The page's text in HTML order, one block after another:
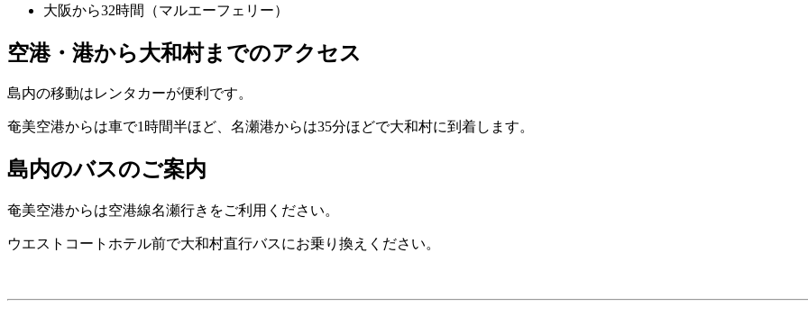
大阪から32時間（マルエーフェリー）
空港・港から大和村までのアクセス
島内の移動はレンタカーが便利です。
奄美空港からは車で1時間半ほど、名瀬港からは35分ほどで大和村に到着します。
島内のバスのご案内
奄美空港からは空港線名瀬行きをご利用ください。
ウエストコートホテル前で大和村直行バスにお乗り換えください。